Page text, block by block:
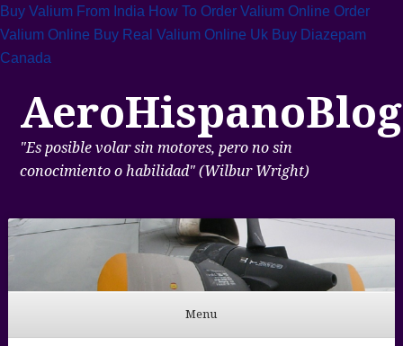
Buy Valium From India How To Order Valium Online Order
Valium Online Buy Real Valium Online Uk Buy Diazepam
Canada
AeroHispanoBlog
"Es posible volar sin motores, pero no sin
conocimiento o habilidad" (Wilbur Wright)
Menu